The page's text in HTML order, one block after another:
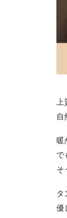
自
暖
で
そ
タ
優